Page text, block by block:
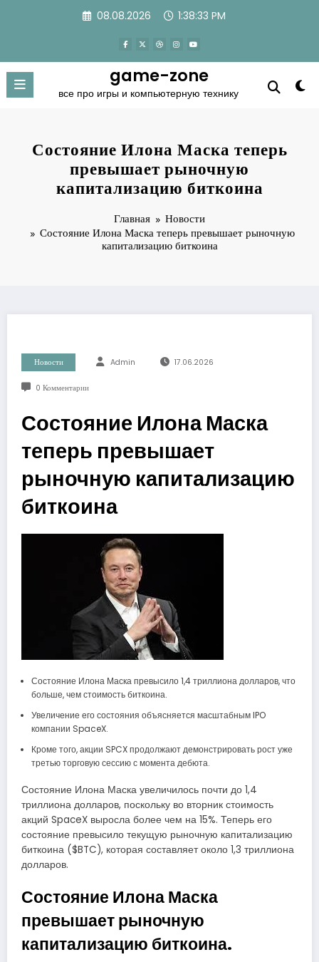
08.08.2026 1:38:34 PM
game-zone
все про игры и компьютерную технику
Состояние Илона Маска теперь
превышает рыночную
капитализацию биткоина
Главная
Новости
Состояние Илона Маска теперь превышает рыночную
капитализацию биткоина
Новости Admin 17.06.2026
0 Комментарии
Состояние Илона Маска
теперь превышает
рыночную капитализацию
биткоина
Состояние Илона Маска превысило 1,4 триллиона долларов, что
больше, чем стоимость биткоина.
Увеличение его состояния объясняется масштабным IPO
компании SpaceX.
Кроме того, акции SPCX продолжают демонстрировать рост уже
третью торговую сессию с момента дебюта.
Состояние Илона Маска увеличилось почти до 1,4
триллиона долларов, поскольку во вторник стоимость
акций SpaceX выросла более чем на 15%. Теперь его
состояние превысило текущую рыночную капитализацию
биткоина ($BTC), которая составляет около 1,3 триллиона
долларов.
Состояние Илона Маска
превышает рыночную
капитализацию биткоина.